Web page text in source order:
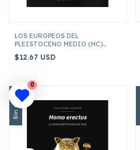
LOS EUROPEOS DEL
PLEISTOCENO MEDIO (HC)
$12.67 USD
Sin stock
0